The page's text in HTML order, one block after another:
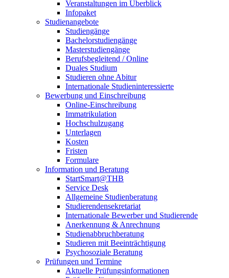
Veranstaltungen im Überblick
Infopaket
Studienangebote
Studiengänge
Bachelorstudiengänge
Masterstudiengänge
Berufsbegleitend / Online
Duales Studium
Studieren ohne Abitur
Internationale Studieninteressierte
Bewerbung und Einschreibung
Online-Einschreibung
Immatrikulation
Hochschulzugang
Unterlagen
Kosten
Fristen
Formulare
Information und Beratung
StartSmart@THB
Service Desk
Allgemeine Studienberatung
Studierendensekretariat
Internationale Bewerber und Studierende
Anerkennung & Anrechnung
Studienabbruchberatung
Studieren mit Beeinträchtigung
Psychosoziale Beratung
Prüfungen und Termine
Aktuelle Prüfungsinformationen